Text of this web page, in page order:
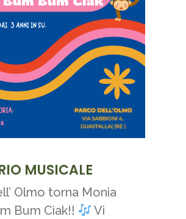
MUSICALE
Olmo torna Monia
Bum Ciak!!
Vi